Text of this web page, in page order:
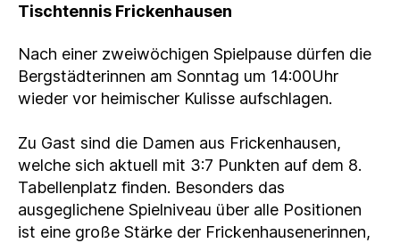
Tischtennis Frickenhausen
Nach einer zweiwöchigen Spielpause dürfen die
Bergstädterinnen am Sonntag um 14:00Uhr
wieder vor heimischer Kulisse aufschlagen.
Zu Gast sind die Damen aus Frickenhausen,
welche sich aktuell mit 3:7 Punkten auf dem 8.
Tabellenplatz finden. Besonders das
ausgeglichene Spielniveau über alle Positionen
ist eine große Stärke der Frickenhausenerinnen,